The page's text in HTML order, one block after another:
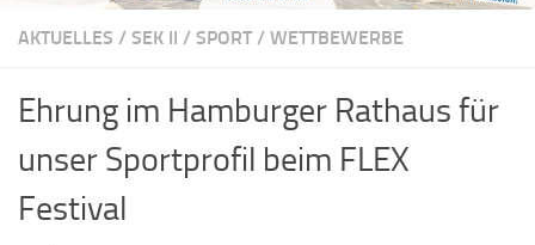
AKTUELLES / SEK II / SPORT / WETTBEWERBE
Ehrung im Hamburger Rathaus für
unser Sportprofil beim FLEX
Festival